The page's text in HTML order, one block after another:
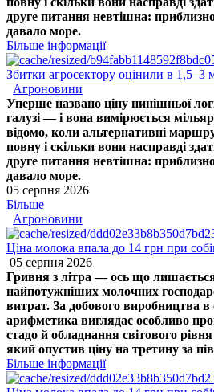
друге питання невтішна:
давало море.
Більше інформації
Збитки агросектору оцінили в 1,5–3
Агроновини
Уперше названо ціну нинішньої
галузі — і вона вимірюється
відомо, коли альтернативні
повну і скільки вони насправді
друге питання невтішна:
давало море.
05 серпня 2026
Більше
Агроновини
Ціна молока впала до 14 грн при
05 серпня 2026
Гривня з літра — ось що
найпотужніших молочних
витрат. За добового виробництва в
арифметика виглядає особливо
стадо й обладнання світового
який опустив ціну на третину за
Більше інформації